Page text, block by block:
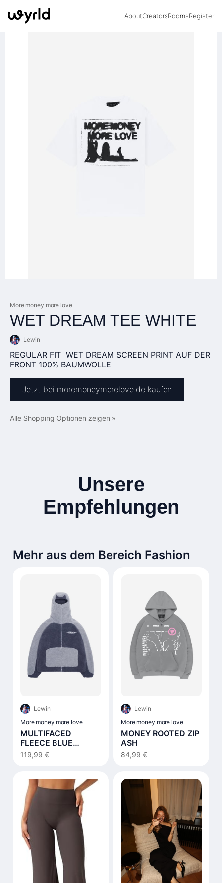
AboutCreatorsRoomsRegister
More money more love
WET DREAM TEE WHITE
Lewin
REGULAR FIT WET DREAM SCREEN PRINT AUF DER
FRONT 100% BAUMWOLLE
Jetzt bei moremoneymorelove.de kaufen
Alle Shopping Optionen zeigen »
Unsere
Empfehlungen
Mehr aus dem Bereich Fashion
Lewin
More money more love
MULTIFACED
FLEECE BLUE
NOTES
119,99 €
Lewin
More money more love
MONEY ROOTED ZIP
ASH
84,99 €